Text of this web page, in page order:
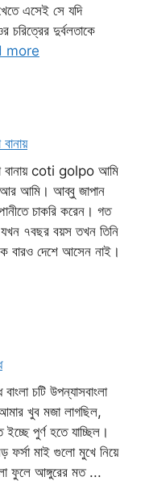
এসেই সে যদি
চরিত্রের দুর্বলতাকে
more
বানায় coti golpo আমি
আর আমি। আব্বু জাপান
চাকরি করেন। গত
৭বছর বয়স তখন তিনি
বারও দেশে আসেন নাই।
চটি উপন্যাসবাংলা
খুব মজা লাগছিল,
পুর্ণ হতে যাচ্ছিল।
মাই গুলো মুখে নিয়ে
ফুলে আঙ্গুরের মত ...